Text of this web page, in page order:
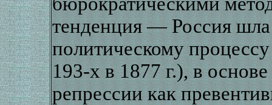
тенденция — Россия
политическому
193-х в 1877 г.), в
репрессии как